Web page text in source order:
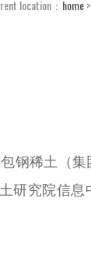
location： home>
钢稀土（
研究院信息